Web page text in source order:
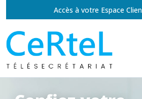
Accès à votre Espace